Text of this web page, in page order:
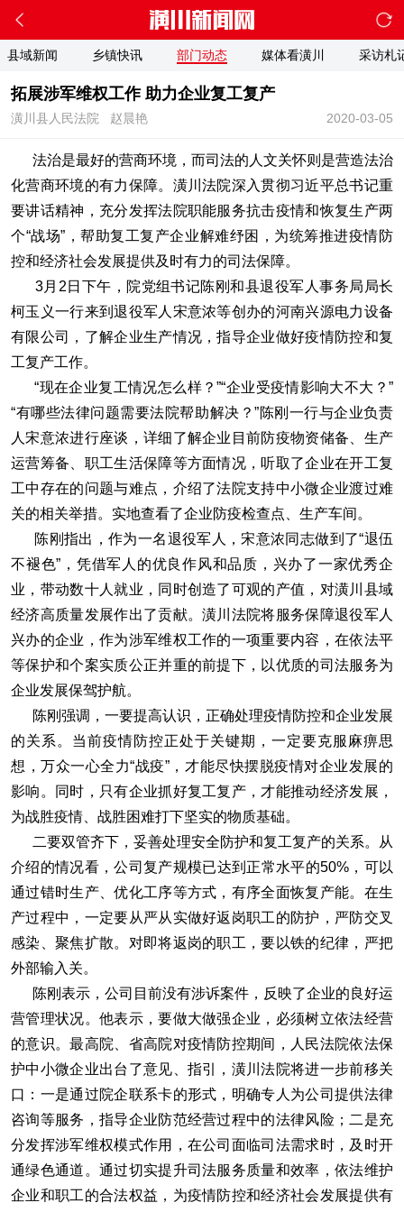
县域新闻 乡镇快讯 部门动态 媒体看潢川 采访札
拓展涉军维权工作 助力企业复工复产
2020-03-05
潢川县人民法院 赵晨艳
法治是最好的营商环境，而司法的人文关怀则是营造法治
化营商环境的有力保障。潢川法院深入贯彻习近平总书记重
要讲话精神，充分发挥法院职能服务抗击疫情和恢复生产两
个“战场”，帮助复工复产企业解难纾困，为统筹推进疫情防
控和经济社会发展提供及时有力的司法保障。
3月2日下午，院党组书记陈刚和县退役军人事务局局长
柯玉义一行来到退役军人宋意浓等创办的河南兴源电力设备
有限公司，了解企业生产情况，指导企业做好疫情防控和复
工复产工作。
“现在企业复工情况怎么样？”“企业受疫情影响大不大？”
“有哪些法律问题需要法院帮助解决？”陈刚一行与企业负责
人宋意浓进行座谈，详细了解企业目前防疫物资储备、生产
运营筹备、职工生活保障等方面情况，听取了企业在开工复
工中存在的问题与难点，介绍了法院支持中小微企业渡过难
关的相关举措。实地查看了企业防疫检查点、生产车间。
陈刚指出，作为一名退役军人，宋意浓同志做到了“退伍
不褪色”，凭借军人的优良作风和品质，兴办了一家优秀企
业，带动数十人就业，同时创造了可观的产值，对潢川县域
经济高质量发展作出了贡献。潢川法院将服务保障退役军人
兴办的企业，作为涉军维权工作的一项重要内容，在依法平
等保护和个案实质公正并重的前提下，以优质的司法服务为
企业发展保驾护航。
陈刚强调，一要提高认识，正确处理疫情防控和企业发展
的关系。当前疫情防控正处于关键期，一定要克服麻痹思
想，万众一心全力“战疫”，才能尽快摆脱疫情对企业发展的
影响。同时，只有企业抓好复工复产，才能推动经济发展，
为战胜疫情、战胜困难打下坚实的物质基础。
二要双管齐下，妥善处理安全防护和复工复产的关系。从
介绍的情况看，公司复产规模已达到正常水平的50%，可以
通过错时生产、优化工序等方式，有序全面恢复产能。在生
产过程中，一定要从严从实做好返岗职工的防护，严防交叉
感染、聚焦扩散。对即将返岗的职工，要以铁的纪律，严把
外部输入关。
陈刚表示，公司目前没有涉诉案件，反映了企业的良好运
营管理状况。他表示，要做大做强企业，必须树立依法经营
的意识。最高院、省高院对疫情防控期间，人民法院依法保
护中小微企业出台了意见、指引，潢川法院将进一步前移关
口：一是通过院企联系卡的形式，明确专人为公司提供法律
咨询等服务，指导企业防范经营过程中的法律风险；二是充
分发挥涉军维权模式作用，在公司面临司法需求时，及时开
通绿色通道。通过切实提升司法服务质量和效率，依法维护
企业和职工的合法权益，为疫情防控和经济社会发展提供有